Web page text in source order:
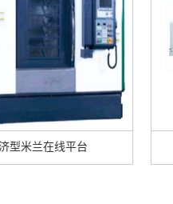
型米兰在线平台